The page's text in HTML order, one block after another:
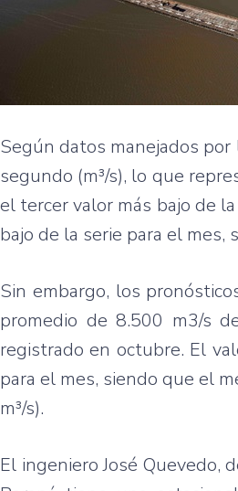
Según datos manejados
segundo (m³/s), lo que
el tercer valor más bajo de
bajo de la serie para el mes,
Sin embargo, los
promedio de 8.500 m3/s
registrado en octubre. El
para el mes, siendo que el
m³/s).
El ingeniero José Quevedo,